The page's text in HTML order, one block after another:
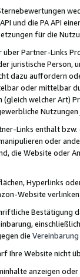
und die PA API
für die
Partner-Links
juristische
dazu auffordern
oder mittelbar
welcher Art)
Links enthält
oder
die Website oder
Hyperlinks
Website
die Vereinbarung
Ihre Website nicht
anzeigen